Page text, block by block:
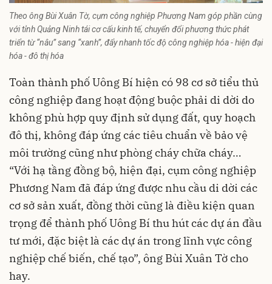
Theo ông Bùi Xuân Tờ, cụm công nghiệp Phương Nam góp phần cùng
với tỉnh Quảng Ninh tái cơ cấu kinh tế, chuyển đổi phương thức phát
triển từ “nâu” sang “xanh”, đẩy nhanh tốc độ công nghiệp hóa - hiện đại
hóa - đô thị hóa
Toàn thành phố Uông Bí hiện có 98 cơ sở tiểu thủ
công nghiệp đang hoạt động buộc phải di dời do
không phù hợp quy định sử dụng đất, quy hoạch
đô thị, không đáp ứng các tiêu chuẩn về bảo vệ
môi trường cũng như phòng cháy chữa cháy…
“Với hạ tầng đồng bộ, hiện đại, cụm công nghiệp
Phương Nam đã đáp ứng được nhu cầu di dời các
cơ sở sản xuất, đồng thời cũng là điều kiện quan
trọng để thành phố Uông Bí thu hút các dự án đầu
tư mới, đặc biệt là các dự án trong lĩnh vực công
nghiệp chế biến, chế tạo”, ông Bùi Xuân Tờ cho
hay.